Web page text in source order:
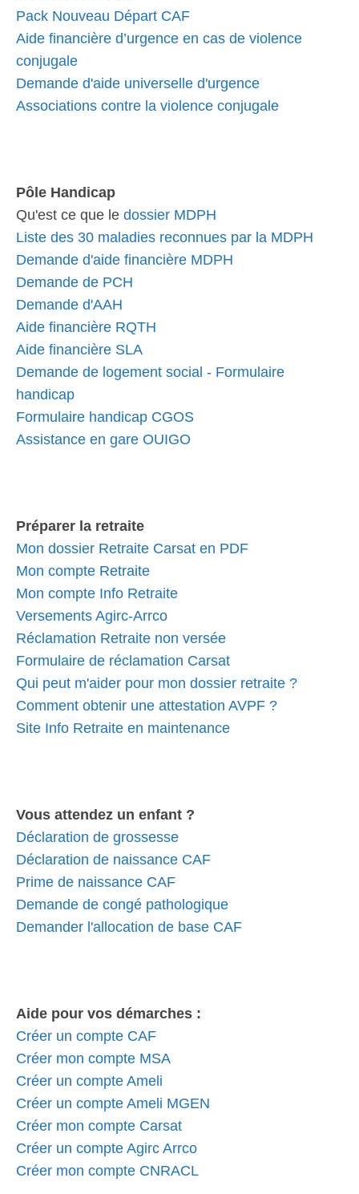
Pack Nouveau Départ CAF
Aide financière d’urgence en cas de violence
conjugale
Demande d'aide universelle d'urgence
Associations contre la violence conjugale
Pôle Handicap
Qu'est ce que le dossier MDPH
Liste des 30 maladies reconnues par la MDPH
Demande d'aide financière MDPH
Demande de PCH
Demande d'AAH
Aide financière RQTH
Aide financière SLA
Demande de logement social - Formulaire
handicap
Formulaire handicap CGOS
Assistance en gare OUIGO
Préparer la retraite
Mon dossier Retraite Carsat en PDF
Mon compte Retraite
Mon compte Info Retraite
Versements Agirc-Arrco
Réclamation Retraite non versée
Formulaire de réclamation Carsat
Qui peut m'aider pour mon dossier retraite ?
Comment obtenir une attestation AVPF ?
Site Info Retraite en maintenance
Vous attendez un enfant ?
Déclaration de grossesse
Déclaration de naissance CAF
Prime de naissance CAF
Demande de congé pathologique
Demander l'allocation de base CAF
Aide pour vos démarches :
Créer un compte CAF
Créer mon compte MSA
Créer un compte Ameli
Créer un compte Ameli MGEN
Créer mon compte Carsat
Créer un compte Agirc Arrco
Créer mon compte CNRACL